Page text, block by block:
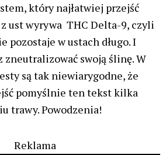
który najłatwiej przejść
ust wyrywa THC Delta-9, czyli
pozostaje w ustach długo. I
zneutralizować swoją ślinę. W
są tak niewiarygodne, że
pomyślnie ten tekst kilka
trawy. Powodzenia!
Reklama